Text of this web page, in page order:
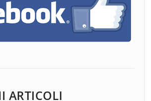
ARTICOLI